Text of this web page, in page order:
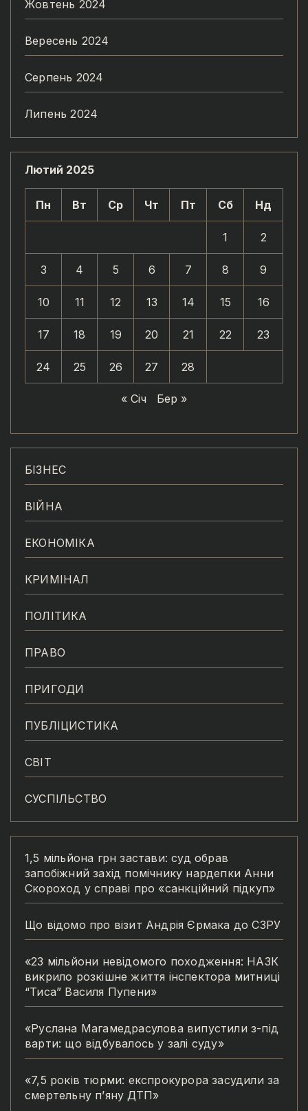
Жовтень 2024
Вересень 2024
Серпень 2024
Липень 2024
Лютий 2025
Пн Вт Ср Чт Пт Сб Нд
1 2
3 4 5 6 7 8 9
10 11 12 13 14 15 16
17 18 19 20 21 22 23
24 25 26 27 28
« Січ Бер »
БІЗНЕС
ВІЙНА
ЕКОНОМІКА
КРИМІНАЛ
ПОЛІТИКА
ПРАВО
ПРИГОДИ
ПУБЛІЦИСТИКА
СВІТ
СУСПІЛЬСТВО
1,5 мільйона грн застави: суд обрав
запобіжний захід помічнику нардепки Анни
Скороход у справі про «санкційний підкуп»
Що відомо про візит Андрія Єрмака до СЗРУ
«23 мільйони невідомого походження: НАЗК
викрило розкішне життя інспектора митниці
“Тиса” Василя Пупени»
«Руслана Магамедрасулова випустили з-під
варти: що відбувалось у залі суду»
«7,5 років тюрми: експрокурора засудили за
смертельну п’яну ДТП»